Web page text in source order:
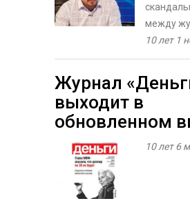
между
10 лет 1
Журнал
выходит в
обновленном
10 лет 6